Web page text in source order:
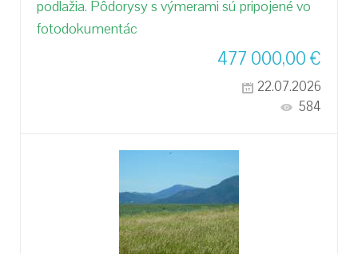
podlažia. Pôdorysy s výmerami sú pripojené vo
fotodokumentác
477 000,00€
22.07.2026
584